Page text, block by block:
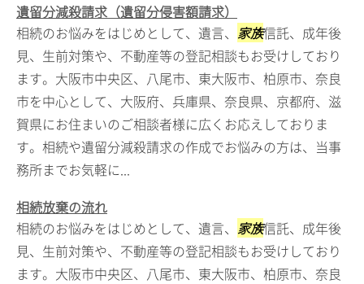
遺留分減殺請求（遺留分侵害額請求）
相続のお悩みをはじめとして、遺言、 家族信託、成年後
見、生前対策や、不動産等の登記相談もお受けしており
ます。大阪市中央区、八尾市、東大阪市、柏原市、奈良
市を中心として、大阪府、兵庫県、奈良県、京都府、滋
賀県にお住まいのご相談者様に広くお応えしておりま
す。相続や遺留分減殺請求の作成でお悩みの方は、当事
務所までお気軽に...
相続放棄の流れ
相続のお悩みをはじめとして、遺言、 家族信託、成年後
見、生前対策や、不動産等の登記相談もお受けしており
ます。大阪市中央区、八尾市、東大阪市、柏原市、奈良